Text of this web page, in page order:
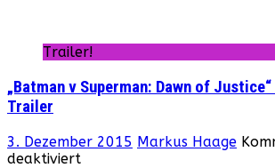
Trailer!
„Batman v Superman: Dawn of
Trailer
3. Dezember 2015 Markus Haage
deaktiviert